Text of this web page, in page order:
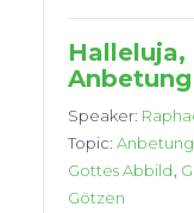
Anbetung
Speaker:
Topic:
Gottes Abbild
Götzen